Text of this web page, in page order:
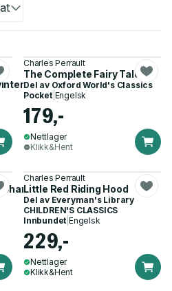
og sanger
Charles Perrault
The Complete Fairy Tales
Del av Oxford World's Classics
Pocket| Engelsk
179,-
Nettlager
Klikk&Hent
Charles Perrault
Charles Perrault
Little Red Riding Hood
Del av Everyman's Library
CHILDREN'S CLASSICS
Innbundet |Engelsk
229,-
Nettlager
Klikk&Hent